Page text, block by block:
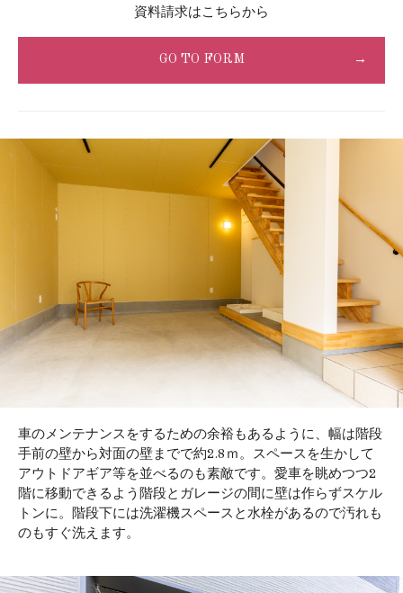
資料請求はこちらから
GO TO FORM →
車のメンテナンスをするための余裕もあるように、幅は階段
手前の壁から対面の壁までで約2.8ｍ。スペースを生かして
アウトドアギア等を並べるのも素敵です。愛車を眺めつつ2
階に移動できるよう階段とガレージの間に壁は作らずスケル
トンに。階段下には洗濯機スペースと水栓があるので汚れも
のもすぐ洗えます。